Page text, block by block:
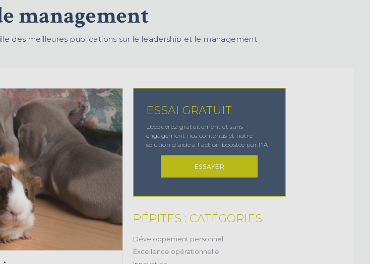
management
des meilleures publications sur le leadership et le management
ESSAI GRATUIT
Découvrez gratuitement et sans
engagement nos contenus et notre
solution d'aide à l'action boostée par l'IA
ESSAYER
PÉPITES : CATÉGORIES
Développement personnel(38)
Excellence opérationnelle(11)